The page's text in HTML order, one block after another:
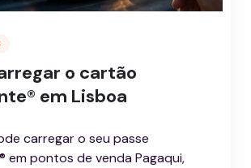
o cartão
em Lisboa
carregar o seu passe
em pontos de venda Pagaqui,